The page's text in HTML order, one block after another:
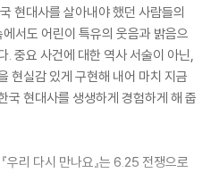
현대사를 살아내야 했던 사람들의
서도 어린이 특유의 웃음과 밝음으
. 중요 사건에 대한 역사 서술이 아닌,
현실감 있게 구현해 내어 마치 지금
국 현대사를 생생하게 경험하게 해 줍
우리 다시 만나요』는 6.25 전쟁으로